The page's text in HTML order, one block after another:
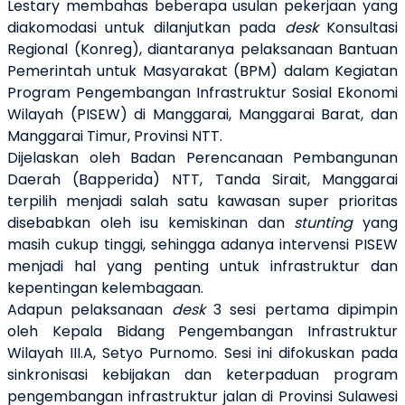
Lestary membahas beberapa usulan pekerjaan yang
diakomodasi untuk dilanjutkan pada deskKonsultasi
Regional (Konreg), diantaranya pelaksanaan Bantuan
Pemerintah untuk Masyarakat (BPM) dalam Kegiatan
Program Pengembangan Infrastruktur Sosial Ekonomi
Wilayah (PISEW) di Manggarai, Manggarai Barat, dan
Manggarai Timur, Provinsi NTT.
Dijelaskan oleh Badan Perencanaan Pembangunan
Daerah (Bapperida) NTT, Tanda Sirait, Manggarai
terpilih menjadi salah satu kawasan super prioritas
disebabkan oleh isu kemiskinan dan stuntingyang
masih cukup tinggi, sehingga adanya intervensi PISEW
menjadi hal yang penting untuk infrastruktur dan
kepentingan kelembagaan.
Adapun pelaksanaan desk3 sesi pertama dipimpin
oleh Kepala Bidang Pengembangan Infrastruktur
Wilayah III.A, Setyo Purnomo. Sesi ini difokuskan pada
sinkronisasi kebijakan dan keterpaduan program
pengembangan infrastruktur jalan di Provinsi Sulawesi